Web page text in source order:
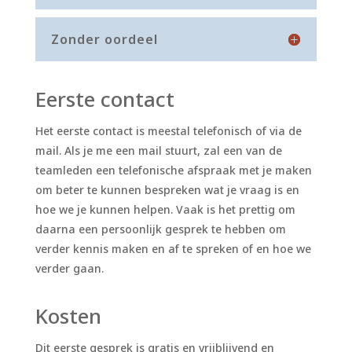
Zonder oordeel
Eerste contact
Het eerste contact is meestal telefonisch of via de
mail. Als je me een mail stuurt, zal een van de
teamleden een telefonische afspraak met je maken
om beter te kunnen bespreken wat je vraag is en
hoe we je kunnen helpen. Vaak is het prettig om
daarna een persoonlijk gesprek te hebben om
verder kennis maken en af te spreken of en hoe we
verder gaan.
Kosten
Dit eerste gesprek is gratis en vrijblijvend en